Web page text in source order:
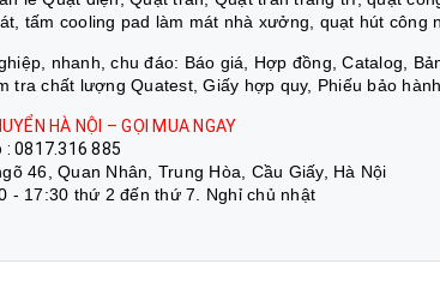
tấm cooling pad làm mát nhà xưởng, quạt hút công
nhanh, chu đáo: Báo giá, Hợp đồng, Catalog,
tra chất lượng Quatest, Giấy hợp quy, Phiếu bảo
HÀ NỘI – GỌI MUA NGAY
0817.316 885
46, Quan Nhân, Trung Hòa, Cầu Giấy, Hà Nội
- 17:30 thứ 2 đến thứ 7. Nghỉ chủ nhật